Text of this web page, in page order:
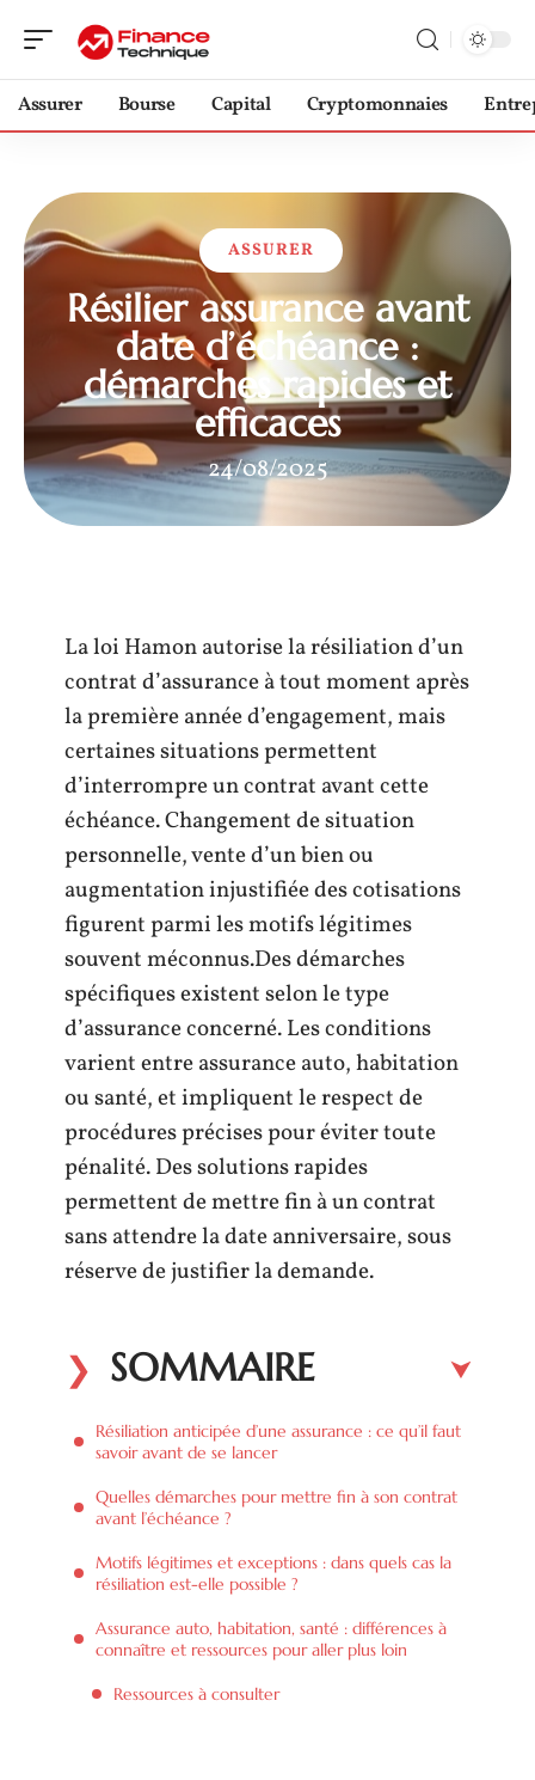
Assurer Bourse Capital Cryptomonnaies
ASSURER
Résilier assurance avant
date d’échéance :
démarches rapides et
efficaces
24/08/2025
La loi Hamon autorise la résiliation d’un
contrat d’assurance à tout moment après
la première année d’engagement, mais
certaines situations permettent
d’interrompre un contrat avant cette
échéance. Changement de situation
personnelle, vente d’un bien ou
augmentation injustifiée des cotisations
figurent parmi les motifs légitimes
souvent méconnus.Des démarches
spécifiques existent selon le type
d’assurance concerné. Les conditions
varient entre assurance auto, habitation
ou santé, et impliquent le respect de
procédures précises pour éviter toute
pénalité. Des solutions rapides
permettent de mettre fin à un contrat
sans attendre la date anniversaire, sous
réserve de justifier la demande.
SOMMAIRE
Résiliation anticipée d’une assurance : ce qu’il faut
savoir avant de se lancer
Quelles démarches pour mettre fin à son contrat
avant l’échéance ?
Motifs légitimes et exceptions : dans quels cas la
résiliation est-elle possible ?
Assurance auto, habitation, santé : différences à
connaître et ressources pour aller plus loin
Ressources à consulter